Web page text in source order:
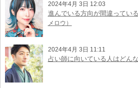
2024年4月 3日 12:03
進んでいる方向が間違ってい
メロウ）
2024年4月 3日 11:11
占い師に向いている人はどん